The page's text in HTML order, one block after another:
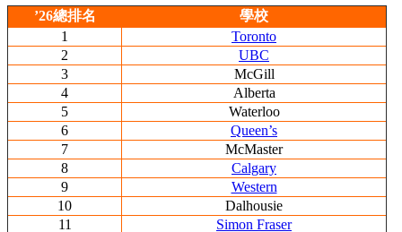
’26總排名
學校
1
Toronto
2
UBC
3
McGill
4
Alberta
5
Waterloo
6
Queen’s
7
McMaster
8
Calgary
9
Western
10
Dalhousie
11
Simon Fraser